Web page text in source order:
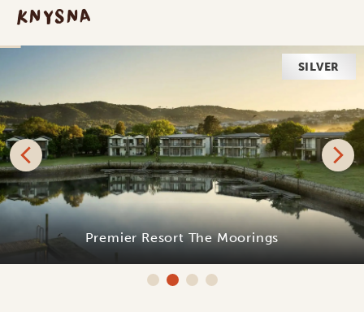
KNYSNA
SILVER
Premier Resort The Moorings